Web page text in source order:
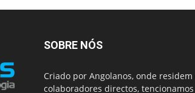
SOBRE NÓS
Criado por Angolanos, onde
colaboradores directos,